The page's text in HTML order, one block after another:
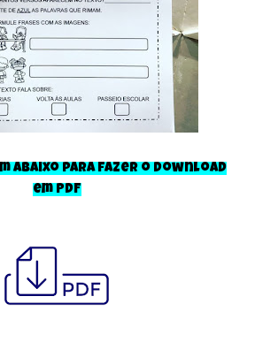
abaixo para fazer o download
em PDF